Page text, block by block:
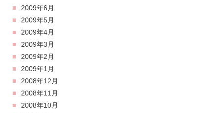
2009年6月
2009年5月
2009年4月
2009年3月
2009年2月
2009年1月
2008年12月
2008年11月
2008年10月